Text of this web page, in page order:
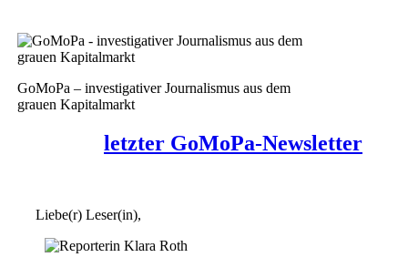
GoMoPa – investigativer Journalismus aus dem
grauen Kapitalmarkt
letzter GoMoPa-Newsletter
Liebe(r) Leser(in),